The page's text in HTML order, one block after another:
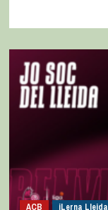
ACB iLerna Lleida